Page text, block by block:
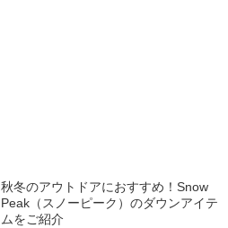
秋冬のアウトドアにおすすめ！Snow
Peak（スノーピーク）のダウンアイテ
ムをご紹介